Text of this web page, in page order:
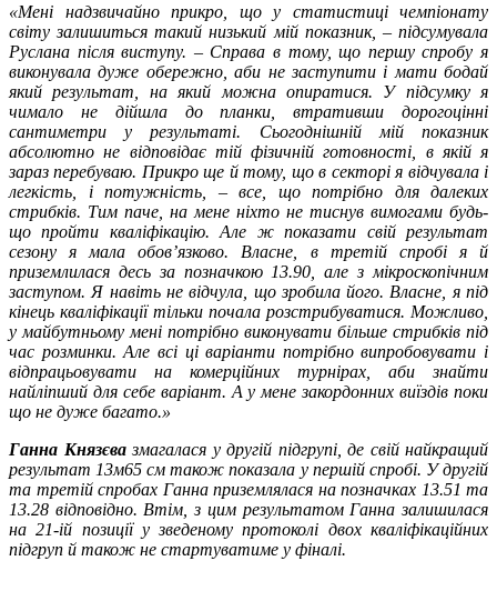
«Мені надзвичайно прикро, що у статистиці чемпіонату
світу залишиться такий низький мій показник, – підсумувала
Руслана після виступу. – Справа в тому, що першу спробу я
виконувала дуже обережно, аби не заступити і мати бодай
який результат, на який можна опиратися. У підсумку я
чимало не дійшла до планки, втративши дорогоцінні
сантиметри у результаті. Сьогоднішній мій показник
абсолютно не відповідає тій фізичній готовності, в якій я
зараз перебуваю. Прикро ще й тому, що в секторі я відчувала і
легкість, і потужність, – все, що потрібно для далеких
стрибків. Тим паче, на мене ніхто не тиснув вимогами будь-
що пройти кваліфікацію. Але ж показати свій результат
сезону я мала обов’язково. Власне, в третій спробі я й
приземлилася десь за позначкою 13.90, але з мікроскопічним
заступом. Я навіть не відчула, що зробила його. Власне, я під
кінець кваліфікації тільки почала розстрибуватися. Можливо,
у майбутньому мені потрібно виконувати більше стрибків під
час розминки. Але всі ці варіанти потрібно випробовувати і
відпрацьовувати на комерційних турнірах, аби знайти
найліпший для себе варіант. А у мене закордонних виїздів поки
що не дуже багато.»
Ганна Князєвазмагалася у другій підгрупі, де свій найкращий
результат 13м65 см також показала у першій спробі. У другій
та третій спробах Ганна приземлялася на позначках 13.51 та
13.28 відповідно. Втім, з цим результатом Ганна залишилася
на 21-ій позиції у зведеному протоколі двох кваліфікаційних
підгруп й також не стартуватиме у фіналі.